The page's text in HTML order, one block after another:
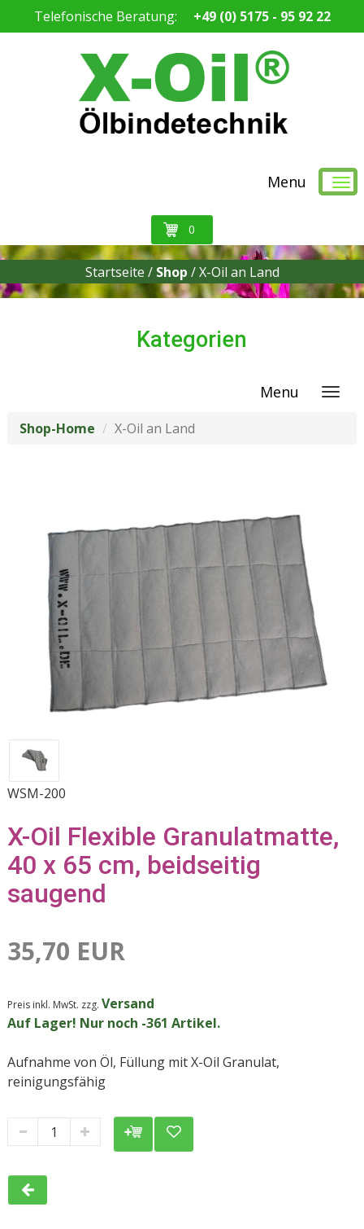
Telefonische Beratung: +49 (0) 5175 - 95 92 22
Menu
0
Startseite / Shop / X-Oil an Land
Kategorien
Menu
Shop-Home X-Oil an Land
WSM-200
X-Oil Flexible Granulatmatte,
40 x 65 cm, beidseitig
saugend
35,70 EUR
Preis inkl. MwSt. zzg. Versand
Auf Lager! Nur noch -361 Artikel.
Aufnahme von Öl, Füllung mit X-Oil Granulat,
reinigungsfähig